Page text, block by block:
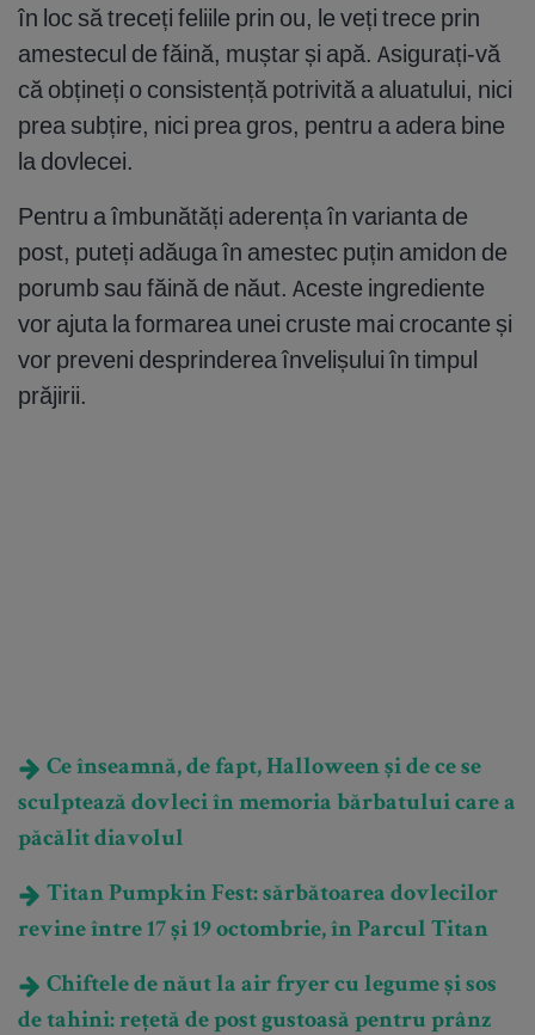
în loc să treceți feliile prin ou, le veți trece prin
amestecul de făină, muștar și apă. Asigurați-vă
că obțineți o consistență potrivită a aluatului, nici
prea subțire, nici prea gros, pentru a adera bine
la dovlecei.
Pentru a îmbunătăți aderența în varianta de
post, puteți adăuga în amestec puțin amidon de
porumb sau făină de năut. Aceste ingrediente
vor ajuta la formarea unei cruste mai crocante și
vor preveni desprinderea învelișului în timpul
prăjirii.
Ce înseamnă, de fapt, Halloween și de ce se
sculptează dovleci în memoria bărbatului care a
păcălit diavolul
Titan Pumpkin Fest: sărbătoarea dovlecilor
revine între 17 și 19 octombrie, în Parcul Titan
Chiftele de năut la air fryer cu legume și sos
de tahini: rețetă de post gustoasă pentru prânz